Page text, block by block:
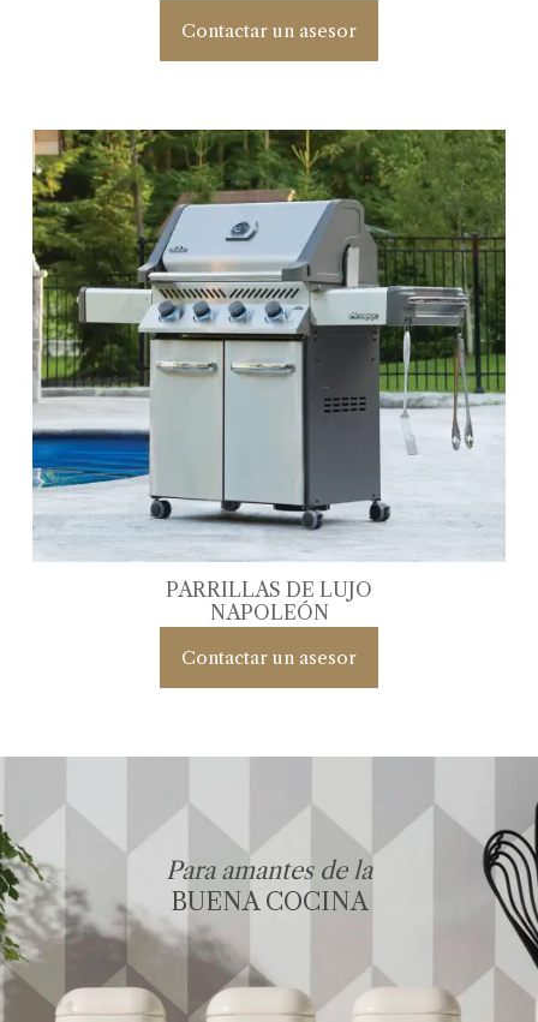
Contactar un asesor
PARRILLAS DE LUJO
NAPOLEÓN
Contactar un asesor
Para amantes de la
BUENA COCINA